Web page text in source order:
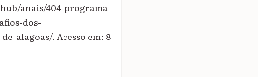
anais/404-programa-
dos-
alagoas/. Acesso em: 8